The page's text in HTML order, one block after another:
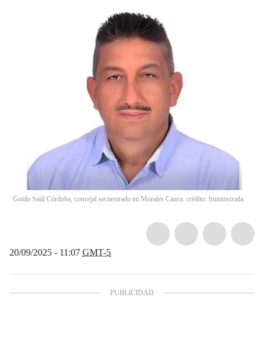
Guido Saúl Córdoba, concejal secuestrado en Morales Cauca. crédito: Suminstrada.
20/09/2025 - 11:07 GMT-5